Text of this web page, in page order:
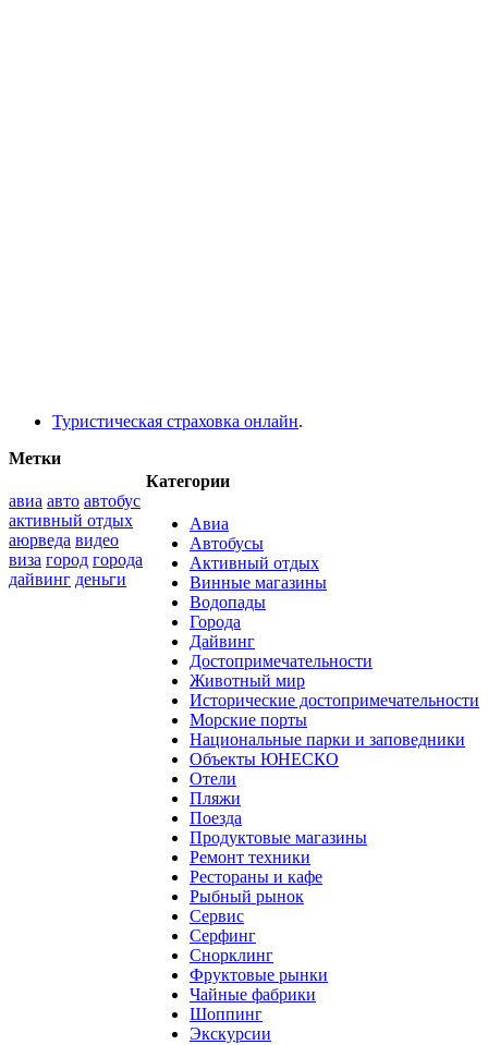
Туристическая страховка онлайн.
Категории
Авиа
Автобусы
Активный отдых
Винные магазины
Водопады
Города
Дайвинг
Достопримечательности
Животный мир
Исторические достопримечательности
Морские порты
Национальные парки и заповедники
Объекты ЮНЕСКО
Отели
Пляжи
Поезда
Продуктовые магазины
Ремонт техники
Рестораны и кафе
Рыбный рынок
Сервис
Серфинг
Снорклинг
Фруктовые рынки
Чайные фабрики
Шоппинг
Экскурсии
Метки
авиа авто автобус
активный отдых
аюрведа видео
виза город города
дайвинг деньги